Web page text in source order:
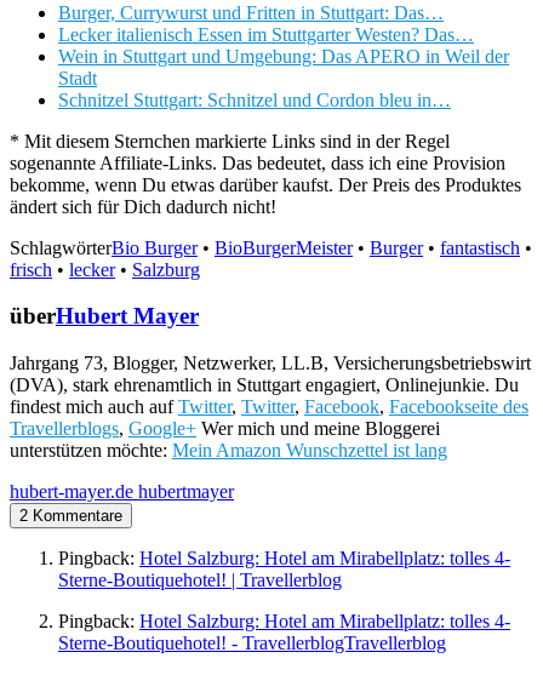
Burger, Currywurst und Fritten in Stuttgart: Das…
Lecker italienisch Essen im Stuttgarter Westen? Das…
Wein in Stuttgart und Umgebung: Das APERO in Weil der
Stadt
Schnitzel Stuttgart: Schnitzel und Cordon bleu in…
* Mit diesem Sternchen markierte Links sind in der Regel
sogenannte Affiliate-Links. Das bedeutet, dass ich eine Provision
bekomme, wenn Du etwas darüber kaufst. Der Preis des Produktes
ändert sich für Dich dadurch nicht!
SchlagwörterBio Burger• BioBurgerMeister• Burger• fantastisch •
frisch • lecker• Salzburg
überHubert Mayer
Jahrgang 73, Blogger, Netzwerker, LL.B, Versicherungsbetriebswirt
(DVA), stark ehrenamtlich in Stuttgart engagiert, Onlinejunkie. Du
findest mich auch aufTwitter, Twitter, Facebook, Facebookseite des
Travellerblogs, Google+ Wer mich und meine Bloggerei
unterstützen möchte: Mein Amazon Wunschzettel ist lang
hubert-mayer.de hubertmayer
2 Kommentare
Pingback: Hotel Salzburg: Hotel am Mirabellplatz: tolles 4-
Sterne-Boutiquehotel! | Travellerblog
Pingback: Hotel Salzburg: Hotel am Mirabellplatz: tolles 4-
Sterne-Boutiquehotel! - TravellerblogTravellerblog